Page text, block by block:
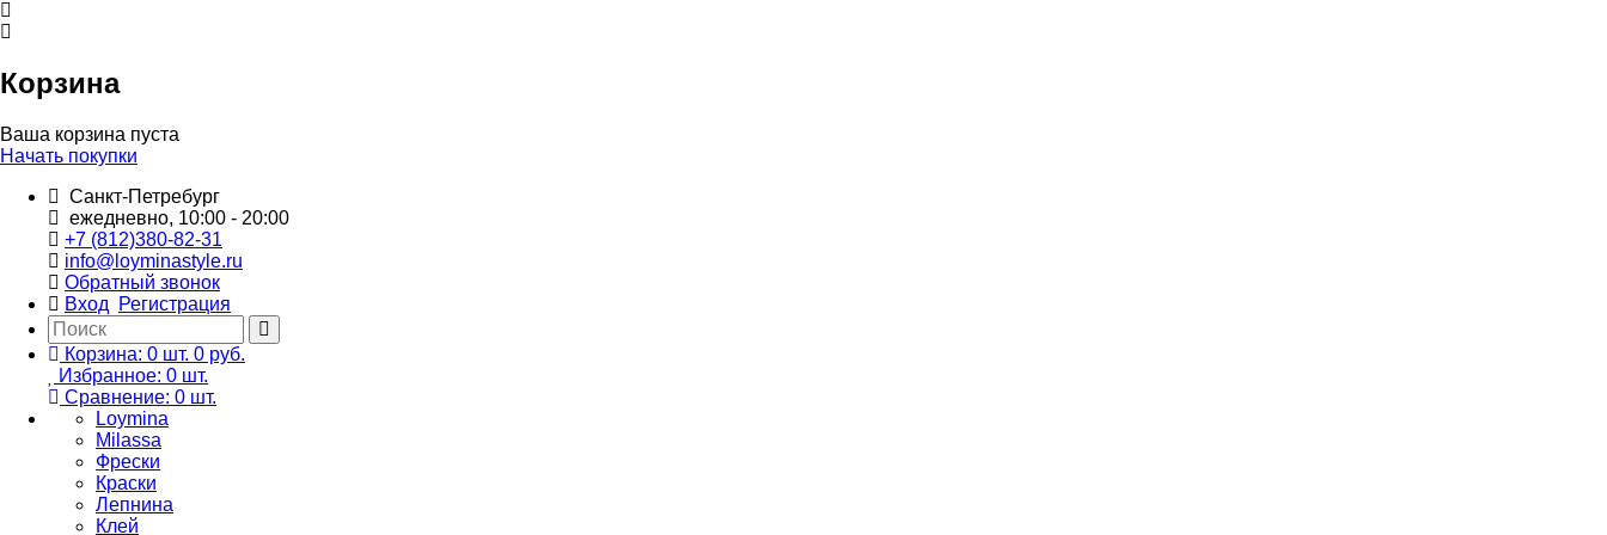
Корзина
Ваша корзина пуста
Начать покупки
Санкт-Петребург
ежедневно, 10:00 - 20:00
+7 (812)380-82-31
info@loyminastyle.ru
Обратный звонок
Вход
Регистрация
Корзина: 0 шт. 0 руб.
Избранное: 0 шт.
Сравнение: 0 шт.
Loymina
Milassa
Фрески
Краски
Лепнина
Клей